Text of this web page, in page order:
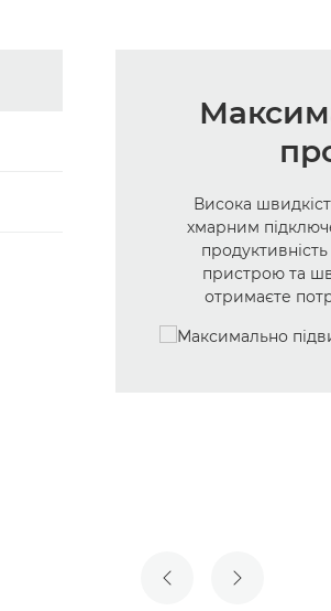
Висока
хмарним
пристрою та
отримаєте
ПОПЕРЕДНІЙ